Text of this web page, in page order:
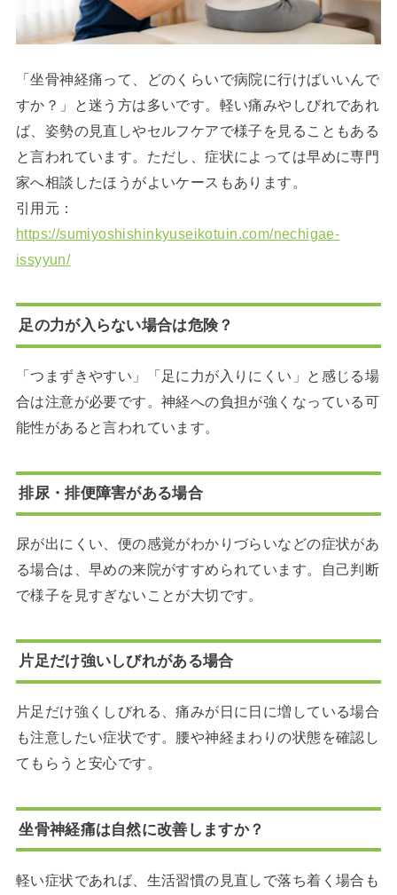
「坐骨神経痛って、どのくらいで病院に行けばいいんで
すか？」と迷う方は多いです。軽い痛みやしびれであれ
ば、姿勢の見直しやセルフケアで様子を見ることもある
と言われています。ただし、症状によっては早めに専門
家へ相談したほうがよいケースもあります。
引用元：
https://sumiyoshishinkyuseikotuin.com/nechigae-
issyyun/
足の力が入らない場合は危険？
「つまずきやすい」「足に力が入りにくい」と感じる場
合は注意が必要です。神経への負担が強くなっている可
能性があると言われています。
排尿・排便障害がある場合
尿が出にくい、便の感覚がわかりづらいなどの症状があ
る場合は、早めの来院がすすめられています。自己判断
で様子を見すぎないことが大切です。
片足だけ強いしびれがある場合
片足だけ強くしびれる、痛みが日に日に増している場合
も注意したい症状です。腰や神経まわりの状態を確認し
てもらうと安心です。
坐骨神経痛は自然に改善しますか？
軽い症状であれば、生活習慣の見直しで落ち着く場合も